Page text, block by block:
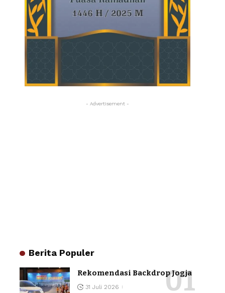
- Advertisement -
Berita Populer
Rekomendasi Backdrop Jogja
31 Juli 2026